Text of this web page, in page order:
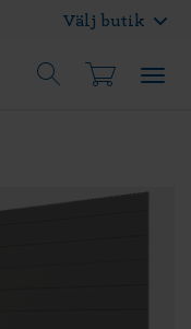
Välj butik